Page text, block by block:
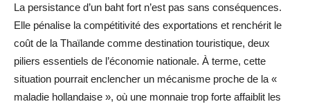
La persistance d’un baht fort n’est pas sans conséquences.
Elle pénalise la compétitivité des exportations et renchérit le
coût de la Thaïlande comme destination touristique, deux
piliers essentiels de l’économie nationale. À terme, cette
situation pourrait enclencher un mécanisme proche de la «
maladie hollandaise », où une monnaie trop forte affaiblit les